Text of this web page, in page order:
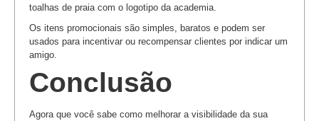
toalhas de praia com o logotipo da academia.
Os itens promocionais são simples, baratos e podem ser
usados ​​para incentivar ou recompensar clientes por indicar um
amigo.
Conclusão
Agora que você sabe como melhorar a visibilidade da sua